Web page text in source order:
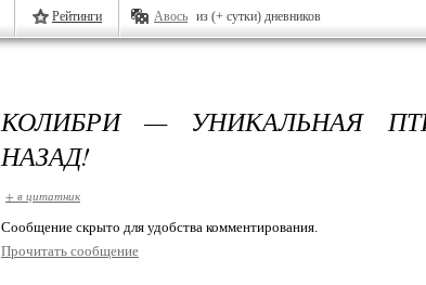
Рейтинги Авось из (+ сутки) дневников
КОЛИБРИ — УНИКАЛЬНАЯ
НАЗАД!
+ в цитатник
Cообщение скрыто для удобства комментирования.
Прочитать сообщение